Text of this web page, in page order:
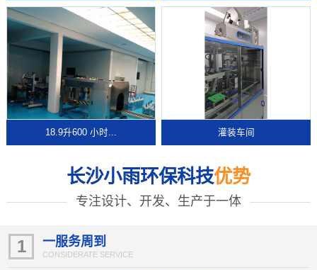
18.9升600 小时... 灌装车间
长沙小雨环保科技优势
专注设计、开发、生产于一体
1 一服务周到
CONSIDERATE SERVICE